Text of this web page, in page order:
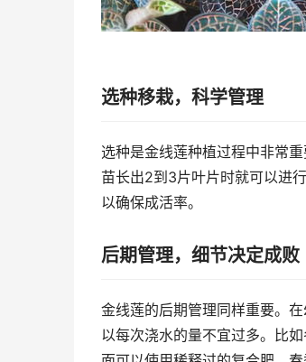
选种移栽，科学管理
选种是金线莲种植过程中非常
苗长出2到3片叶片时就可以进
以确保成活率。
后期管理，细节决定成败
金线莲的后期管理同样重要。
以每次浇水的量不宜过多。比